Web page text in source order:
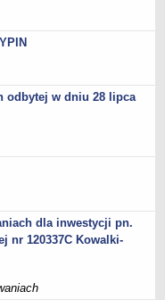
Polskie
odbytej w dniu 28 lipca
dla inwestycji pn.
nr 120337C Kowalki-